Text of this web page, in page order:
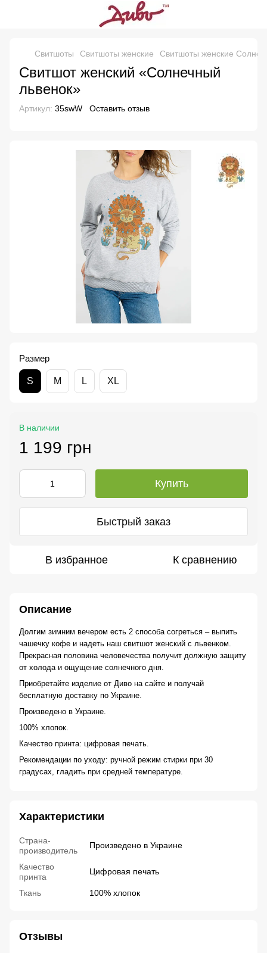
Свитшоты Свитшоты женские Свитшоты женские
Свитшот женский «Солнечный
львенок»
Артикул: 35swW Оставить отзыв
Размер
S M L XL
В наличии
1 199 грн
Купить
Быстрый заказ
В избранное К сравнению
Описание
Долгим зимним вечером есть 2 способа согреться – выпить
чашечку кофе и надеть наш свитшот женский c львенком.
Прекрасная половина человечества получит должную защиту
от холода и ощущение солнечного дня.
Приобретайте изделие от Диво на сайте и получай
бесплатную доставку по Украине.
Произведено в Украине.
100% хлопок.
Качество принта: цифровая печать.
Рекомендации по уходу: ручной режим стирки при 30
градусах, гладить при средней температуре.
Характеристики
Страна-
производитель
Произведено в Украине
Качество
принта
Цифровая печать
Ткань 100% хлопок
Отзывы